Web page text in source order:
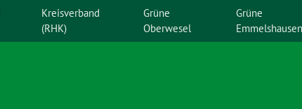
Kreisverband
(RHK)
Grüne
Oberwesel
Grüne
Emmelshausen